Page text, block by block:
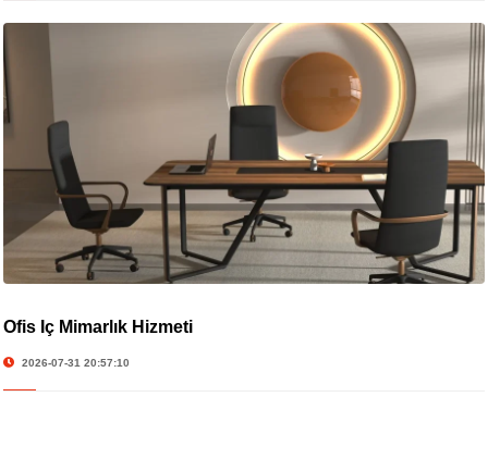
Ofis İç Mimarlık Hizmeti
2026-07-31 20:57:10